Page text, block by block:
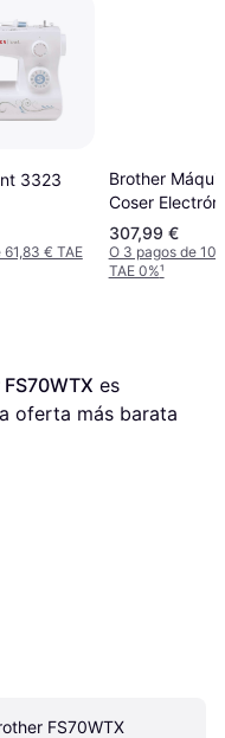
3323
€ TAE
Brother
Coser
Fs60x
307,99 €
O 3 pagos de
TAE 0%¹
oferta más barata
FS70WTX